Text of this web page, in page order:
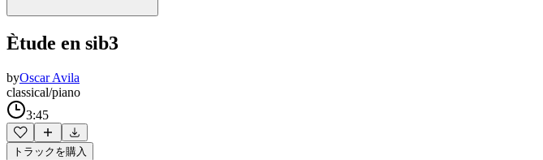
Ètude en sib3
byOscar Avila
classical/piano
3:45
トラックを購入